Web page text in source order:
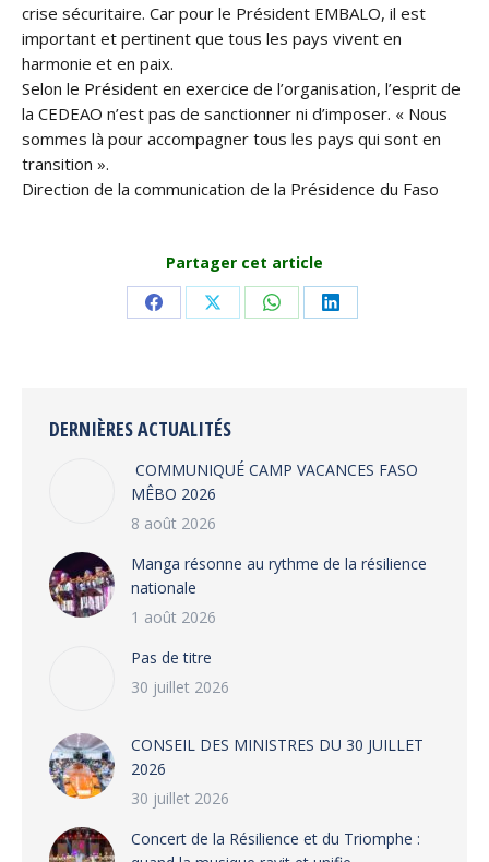
crise sécuritaire. Car pour le Président EMBALO, il est
important et pertinent que tous les pays vivent en
harmonie et en paix.
Selon le Président en exercice de l’organisation, l’esprit de
la CEDEAO n’est pas de sanctionner ni d’imposer. « Nous
sommes là pour accompagner tous les pays qui sont en
transition ».
Direction de la communication de la Présidence du Faso
Partager cet article
Share Share Share Share
DERNIÈRES ACTUALITÉS
COMMUNIQUÉ CAMP VACANCES FASO
MÊBO 2026
8 août 2026
Manga résonne au rythme de la résilience
nationale
1 août 2026
Pas de titre
30 juillet 2026
CONSEIL DES MINISTRES DU 30 JUILLET
2026
30 juillet 2026
‎​Concert de la Résilience et du Triomphe :